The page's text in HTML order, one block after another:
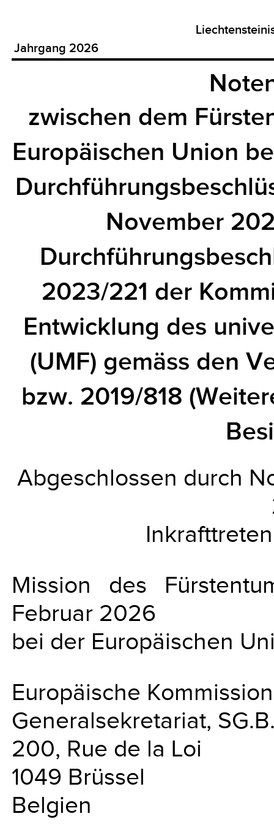
Jahrgang 2026
zwischen dem
Europäischen Union
November
2023/221 der
Entwicklung des
(UMF) gemäss den
bzw. 2019/818
Abgeschlossen durch
Mission des
Februar 2026
bei der Europäischen
Europäische Kommission
Generalsekretariat,
200, Rue de la Loi
1049 Brüssel
Belgien